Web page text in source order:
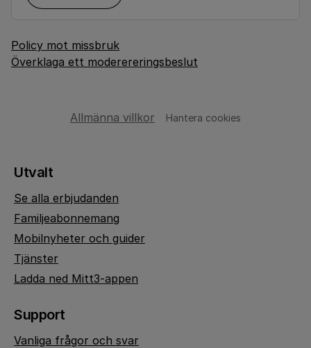
Policy mot missbruk
Överklaga ett moderereringsbeslut
Allmänna villkor Hantera cookies
Utvalt
Se alla erbjudanden
Familjeabonnemang
Mobilnyheter och guider
Tjänster
Ladda ned Mitt3-appen
Support
Vanliga frågor och svar